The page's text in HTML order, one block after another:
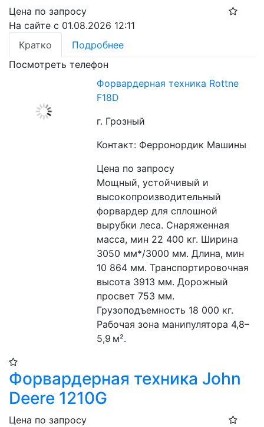
Цена по запросу
На сайте с 01.08.2026 12:11
Кратко
Подробнее
Посмотреть телефон
Форвардерная техника Rottne
F18D
г. Грозный
Контакт: Ферронордик Машины
Цена по запросу
Мощный, устойчивый и
высокопроизводительный
форвардер для сплошной
вырубки леса. Снаряженная
масса, мин 22 400 кг. Ширина
3050 мм*/3000 мм. Длина, мин
10 864 мм. Транспортировочная
высота 3913 мм. Дорожный
просвет 753 мм.
Грузоподъемность 18 000 кг.
Рабочая зона манипулятора 4,8–
5,9 м².
Форвардерная техника John
Deere 1210G
Цена по запросу